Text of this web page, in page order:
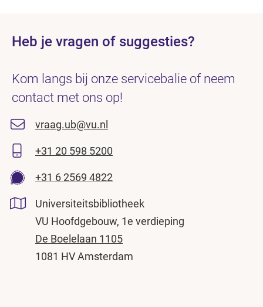
Heb je vragen of suggesties?
Kom langs bij onze servicebalie of neem
contact met ons op!
vraag.ub@vu.nl
+31 20 598 5200
+31 6 2569 4822
Universiteitsbibliotheek
VU Hoofdgebouw, 1e verdieping
De Boelelaan 1105
1081 HV Amsterdam